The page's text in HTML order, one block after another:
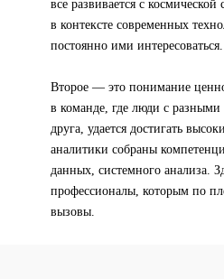
все развивается с
в контексте современных
постоянно ими интересоваться.
Второе — это понимание
в команде, где люди с
друга, удается достигать
аналитики собраны
данных, системного анализа.
профессионалы, которым по
вызовы.